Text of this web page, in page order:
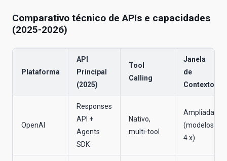
Comparativo técnico de APIs e capacidades
(2025-2026)
Plataforma
API
Principal
(2025)
Tool
Calling
Janela
de
Contexto
OpenAI
Responses
API +
Agents
SDK
Nativo,
multi-tool
Ampliada
(modelos
4.x)